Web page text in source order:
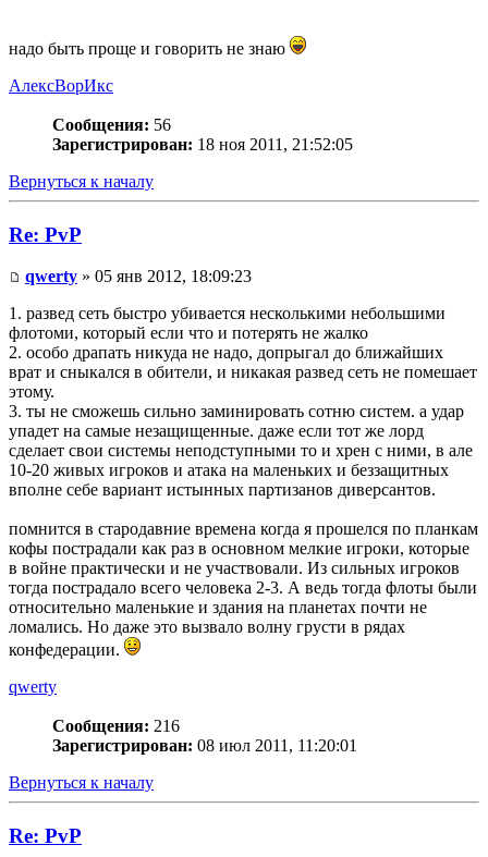
надо быть проще и говорить не знаю
АлексВорИкс
Сообщения: 56
Зарегистрирован: 18 ноя 2011, 21:52:05
Вернуться к началу
Re: PvP
qwerty » 05 янв 2012, 18:09:23
1. развед сеть быстро убивается несколькими небольшими
флотоми, который если что и потерять не жалко
2. особо драпать никуда не надо, допрыгал до ближайших
врат и сныкался в обители, и никакая развед сеть не помешает
этому.
3. ты не сможешь сильно заминировать сотню систем. а удар
упадет на самые незащищенные. даже если тот же лорд
сделает свои системы неподступными то и хрен с ними, в але
10-20 живых игроков и атака на маленьких и беззащитных
вполне себе вариант истынных партизанов диверсантов.
помнится в стародавние времена когда я прошелся по планкам
кофы пострадали как раз в основном мелкие игроки, которые
в войне практически и не участвовали. Из сильных игроков
тогда пострадало всего человека 2-3. А ведь тогда флоты были
относительно маленькие и здания на планетах почти не
ломались. Но даже это вызвало волну грусти в рядах
конфедерации.
qwerty
Сообщения: 216
Зарегистрирован: 08 июл 2011, 11:20:01
Вернуться к началу
Re: PvP